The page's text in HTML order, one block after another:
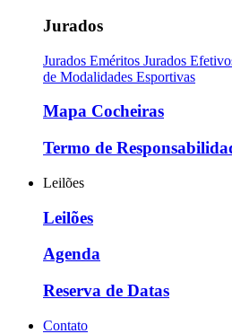
Jurados
Jurados Eméritos Jurados
de Modalidades Esportivas
Mapa Cocheiras
Termo de
Leilões
Leilões
Agenda
Reserva de Datas
Contato